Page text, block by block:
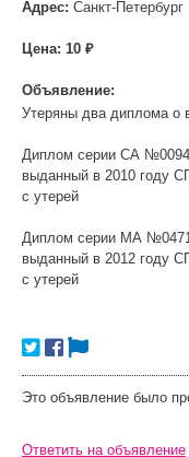
Адрес: Санкт-Петербург
Цена: 10 ₽
Объявление:
Утеряны два диплома о
Диплом серии СА
выданный в 2010 году
с утерей
Диплом серии МА
выданный в 2012 году
с утерей
Это объявление было
Ответить на объявление